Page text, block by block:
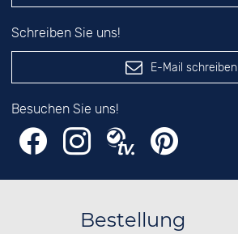
Schreiben Sie uns!
E-Mail schreiben
Besuchen Sie uns!
Bestellung